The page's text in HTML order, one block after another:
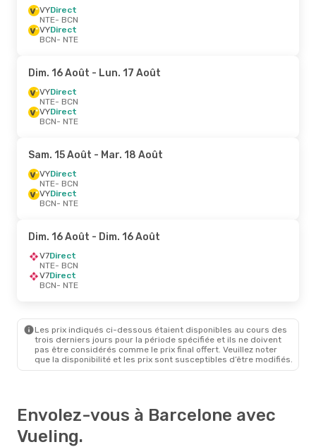
VYDirect
NTE- BCN
VYDirect
BCN- NTE
Dim. 16 Août - Lun. 17 Août
VYDirect
NTE- BCN
VYDirect
BCN- NTE
Sam. 15 Août - Mar. 18 Août
VYDirect
NTE- BCN
VYDirect
BCN- NTE
Dim. 16 Août - Dim. 16 Août
V7Direct
NTE- BCN
V7Direct
BCN- NTE
Les prix indiqués ci-dessous étaient disponibles au cours des
trois derniers jours pour la période spécifiée et ils ne doivent
pas être considérés comme le prix final offert. Veuillez noter
que la disponibilité et les prix sont susceptibles d’être modifiés.
Envolez-vous à Barcelone avec
Vueling.